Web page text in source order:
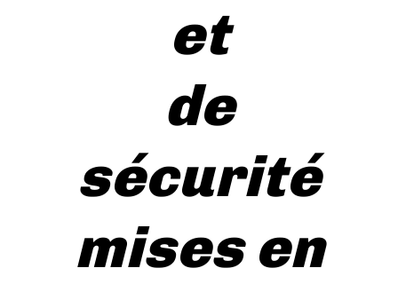
et
de
sécurité
mises en